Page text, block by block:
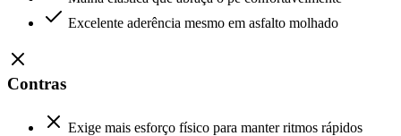
Excelente aderência mesmo em asfalto molhado
Contras
Exige mais esforço físico para manter ritmos rápidos